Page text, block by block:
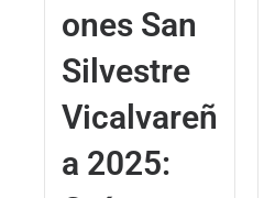
ones San
Silvestre
Vicalvareñ
a 2025: